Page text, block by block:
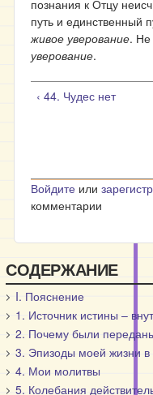
познания к Отцу
путь и единственный
живое уверование. Не
уверование.
‹ 44. Чудес нет
Войдите или
комментарии
СОДЕРЖАНИЕ
I. Пояснение
1. Источник истины –
2. Почему были
3. Эпизоды моей жизни в
4. Мои молитвы
5. Колебания